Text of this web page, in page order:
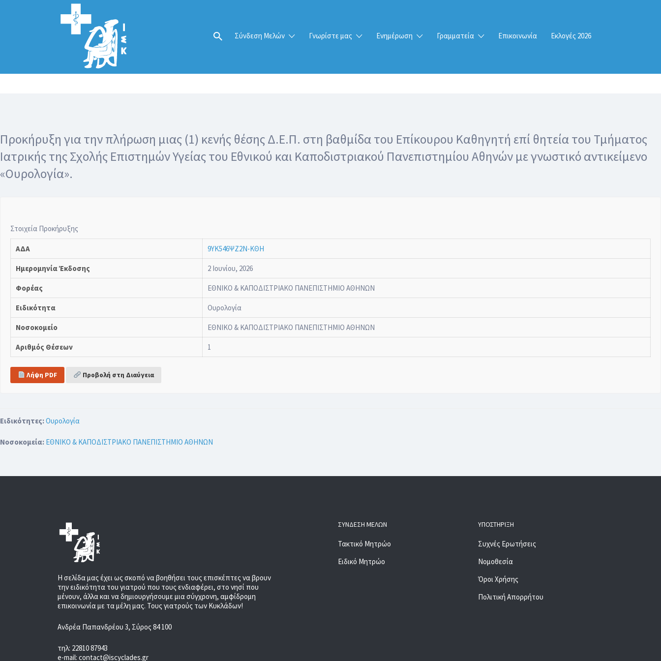
Σύνδεση Μελών Γνωρίστε μας Ενημέρωση Γραμματεία Επικοινωνία Εκλογές 2026
Αναζήτηση
για:
Προκήρυξη για την πλήρωση μιας (1) κενής θέσης Δ.Ε.Π. στη βαθμίδα του Επίκουρου Καθηγητή επί θητεία του Τμήματος
Ιατρικής της Σχολής Επιστημών Υγείας του Εθνικού και Καποδιστριακού Πανεπιστημίου Αθηνών με γνωστικό αντικείμενο
«Ουρολογία».
Στοιχεία Προκήρυξης
ΑΔΑ 9ΥΚ546ΨΖ2Ν-ΚΘΗ
Ημερομηνία Έκδοσης 2 Ιουνίου, 2026
Φορέας ΕΘΝΙΚΟ & ΚΑΠΟΔΙΣΤΡΙΑΚΟ ΠΑΝΕΠΙΣΤΗΜΙΟ ΑΘΗΝΩΝ
Ειδικότητα Ουρολογία
Νοσοκομείο ΕΘΝΙΚΟ & ΚΑΠΟΔΙΣΤΡΙΑΚΟ ΠΑΝΕΠΙΣΤΗΜΙΟ ΑΘΗΝΩΝ
Αριθμός Θέσεων 1
Λήψη PDF Προβολή στη Διαύγεια
Ειδικότητες:Ουρολογία
Νοσοκομεία: ΕΘΝΙΚΟ & ΚΑΠΟΔΙΣΤΡΙΑΚΟ ΠΑΝΕΠΙΣΤΗΜΙΟ ΑΘΗΝΩΝ
Η σελίδα μας έχει ως σκοπό να βοηθήσει τους επισκέπτες να βρουν
την ειδικότητα του γιατρού που τους ενδιαφέρει, στο νησί που
μένουν, άλλα και να δημιουργήσουμε μια σύγχρονη, αμφίδρομη
επικοινωνία με τα μέλη μας. Τους γιατρούς των Κυκλάδων!
Ανδρέα Παπανδρέου 3, Σύρος 84 100
τηλ: 22810 87943
e-mail: contact@iscyclades.gr
ΣΎΝΔΕΣΗ ΜΕΛΏΝ
Τακτικό Μητρώο
Ειδικό Μητρώο
ΥΠΟΣΤΉΡΙΞΗ
Συχνές Ερωτήσεις
Νομοθεσία
Όροι Χρήσης
Πολιτική Απορρήτου